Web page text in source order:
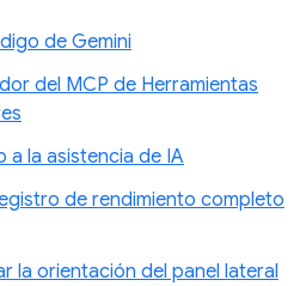
de Gemini
del MCP de Herramientas
a la asistencia de IA
de rendimiento completo
la orientación del panel lateral